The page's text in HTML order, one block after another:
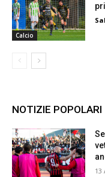
Calcio
NOTIZIE POPOLARI
13